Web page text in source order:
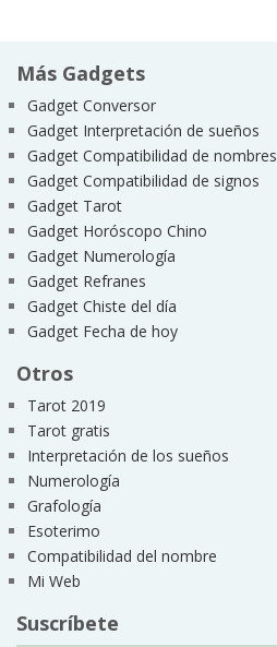
Más Gadgets
Gadget Conversor
Gadget Interpretación de sueños
Gadget Compatibilidad de nombres
Gadget Compatibilidad de signos
Gadget Tarot
Gadget Horóscopo Chino
Gadget Numerología
Gadget Refranes
Gadget Chiste del día
Gadget Fecha de hoy
Otros
Tarot 2019
Tarot gratis
Interpretación de los sueños
Numerología
Grafología
Esoterimo
Compatibilidad del nombre
Mi Web
Suscríbete